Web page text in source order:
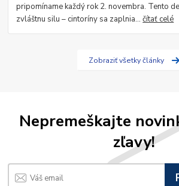
pripomíname každý rok 2. novembra. Tento
zvláštnu silu – cintoríny sa zaplnia...čítať celé
Zobraziť všetky články
Nepremeškajte
zľavy!